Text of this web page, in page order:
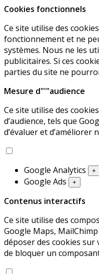
Cookies fonctionnels
Ce site utilise des
fonctionnement et ne
systèmes. Nous ne les
publicitaires. Si ces
parties du site ne
Mesure d"'"audience
Ce site utilise des
d’audience, tels que
d’évaluer et d’améliorer
Google Analytics +
Google Ads +
Contenus interactifs
Ce site utilise des
Google Maps,
déposer des cookies sur
de bloquer un